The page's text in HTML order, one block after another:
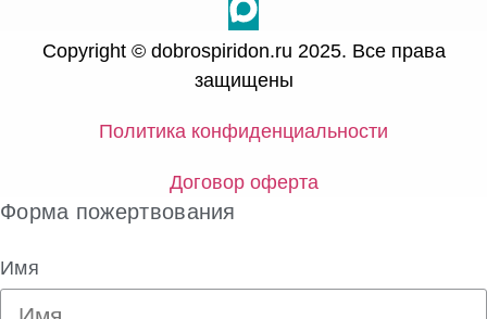
Copyright © dobrospiridon.ru 2025. Все права
защищены
Политика конфиденциальности
Договор оферта
Форма пожертвования
Имя